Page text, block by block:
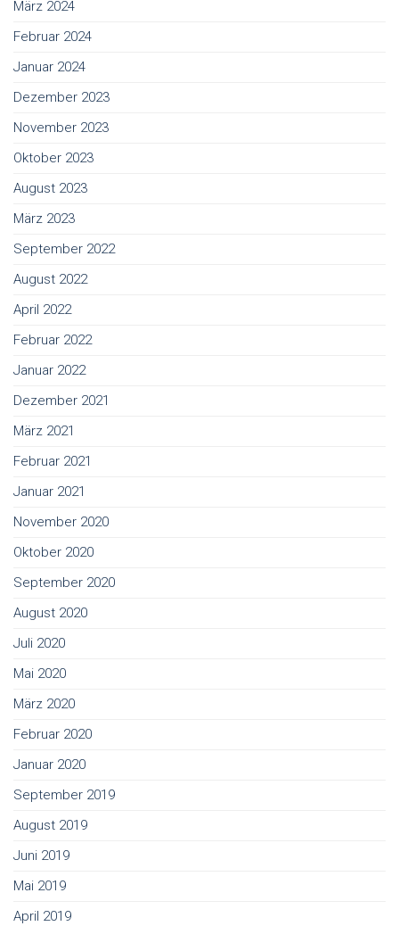
März 2024
Februar 2024
Januar 2024
Dezember 2023
November 2023
Oktober 2023
August 2023
März 2023
September 2022
August 2022
April 2022
Februar 2022
Januar 2022
Dezember 2021
März 2021
Februar 2021
Januar 2021
November 2020
Oktober 2020
September 2020
August 2020
Juli 2020
Mai 2020
März 2020
Februar 2020
Januar 2020
September 2019
August 2019
Juni 2019
Mai 2019
April 2019